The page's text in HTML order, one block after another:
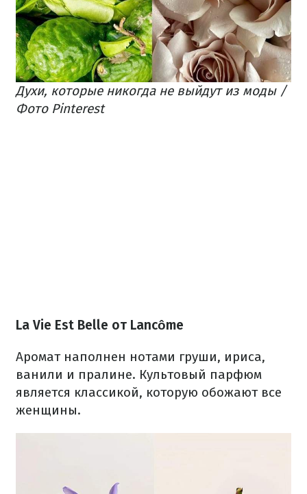
Духи, которые никогда не выйдут из моды /
Фото Pinterest
La Vie Est Belle от Lancôme
Аромат наполнен нотами груши, ириса,
ванили и пралине. Культовый парфюм
является классикой, которую обожают все
женщины.